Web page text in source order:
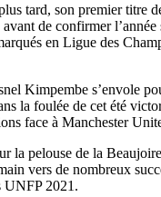
tard, son premier titre
de confirmer
en Ligue des
Kimpembe s’envole
la foulée de cet été
face à Manchester
pelouse de la
vers de nombreux
UNFP 2021.